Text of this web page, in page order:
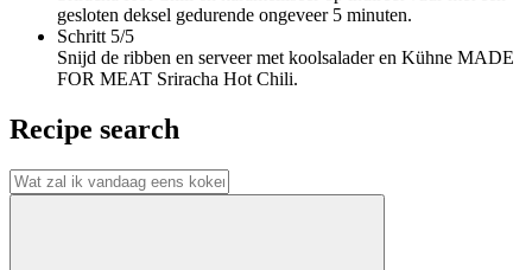
gesloten deksel gedurende ongeveer 5 minuten.
Schritt 5/5
Snijd de ribben en serveer met koolsalader en Kühne MADE
FOR MEAT Sriracha Hot Chili.
Recipe search